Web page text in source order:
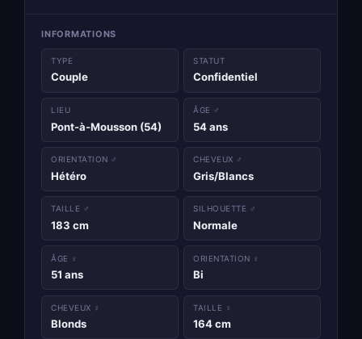
INFORMATIONS
TYPE
Couple
STATUT
Confidentiel
LIEU
Pont-à-Mousson (54)
ÂGE ♂
54 ans
ORIENTATION ♂
Hétéro
CHEVEUX ♂
Gris/Blancs
TAILLE ♂
183 cm
SILHOUETTE ♂
Normale
ÂGE ♀
51 ans
ORIENTATION ♀
Bi
CHEVEUX ♀
Blonds
TAILLE ♀
164 cm